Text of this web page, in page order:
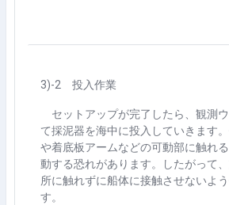
3)-2 投入作業
セットアップが完了したら、観測
て採泥器を海中に投入していきます
や着底板アームなどの可動部に触れ
動する恐れがあります。したがって
所に触れずに船体に接触させないよ
す。